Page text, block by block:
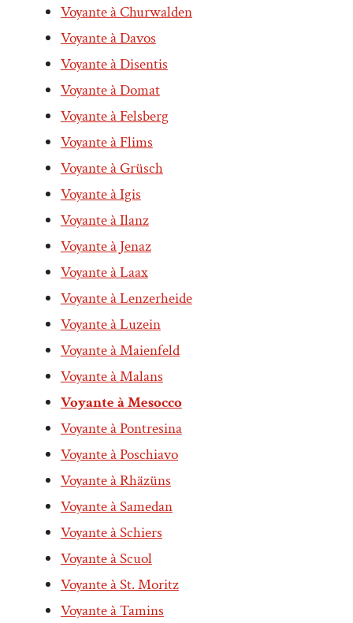
Voyante à Churwalden
Voyante à Davos
Voyante à Disentis
Voyante à Domat
Voyante à Felsberg
Voyante à Flims
Voyante à Grüsch
Voyante à Igis
Voyante à Ilanz
Voyante à Jenaz
Voyante à Laax
Voyante à Lenzerheide
Voyante à Luzein
Voyante à Maienfeld
Voyante à Malans
Voyante à Mesocco
Voyante à Pontresina
Voyante à Poschiavo
Voyante à Rhäzüns
Voyante à Samedan
Voyante à Schiers
Voyante à Scuol
Voyante à St. Moritz
Voyante à Tamins